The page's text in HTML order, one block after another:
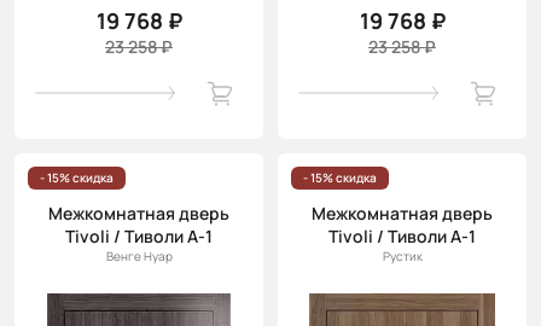
19 768 ₽
23 258 ₽
19 768 ₽
23 258 ₽
- 15% скидка
Межкомнатная дверь
Tivoli / Тиволи А-1
Венге Нуар
- 15% скидка
Межкомнатная дверь
Tivoli / Тиволи А-1
Рустик